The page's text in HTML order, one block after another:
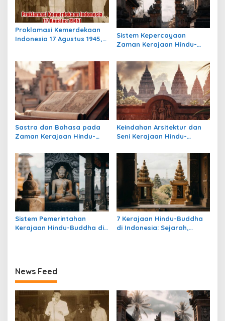
p
o
s
Proklamasi Kemerdekaan
Indonesia 17 Agustus 1945,
Sistem Kepercayaan
Zaman Kerajaan Hindu-
Warisan Spiritual yang
Masih Bertahan
Sastra dan Bahasa pada
Zaman Kerajaan Hindu-
Keindahan Arsitektur dan
Seni Kerajaan Hindu-
Warisan Megah yang Abadi
Sistem Pemerintahan
Kerajaan Hindu-Buddha di
7 Kerajaan Hindu-Buddha
di Indonesia: Sejarah,
News Feed